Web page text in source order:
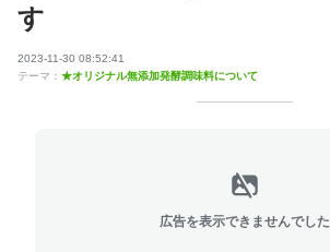
す
2023-11-30 08:52:41
テーマ： ★オリジナル無添加発酵調味料について
広告を表示できませんでした